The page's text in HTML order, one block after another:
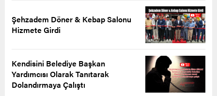
Şehzadem Döner & Kebap Salonu
Hizmete Girdi
Kendisini Belediye Başkan
Yardımcısı Olarak Tanıtarak
Dolandırmaya Çalıştı